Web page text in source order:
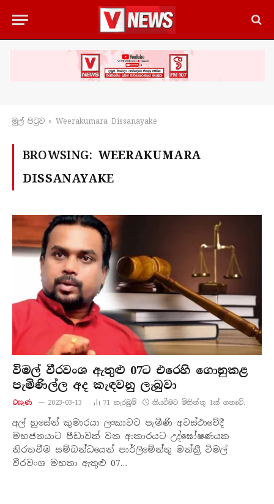
මුල් පිටු​ව » Weerakumara Dissanayake
BROWSING: WEERAKUMARA
DISSANAYAKE
විමල් වීරවංශ ඇතුළු 07ට එරෙහි ගොනුකළ
පැමිණිල්ල අද කැඳවනු ලැබුවා
එසැණ 2023-03-13 71 නැරඹු​ම් කියවීමට මිනිත්තු 1ක් ගතවේ.
අල් හුසේන් කුමාරයා ලංකාවට පැමිණි අවස්ථාවේදී
මහජනයාට පීඩාවක් වන ආකාරයට උද්ඝෝෂණයක
නිරතවීම සම්බන්ධයෙන් පාර්ලිමේන්තු මන්ත්‍රී විමල්
වීරවංශ මහතා ඇතුළු 07…